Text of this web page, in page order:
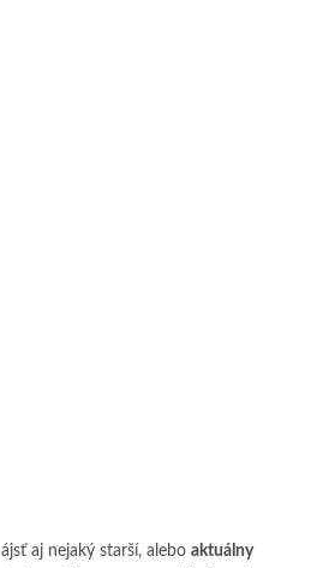
aj nejaký starší, alebo aktuálny